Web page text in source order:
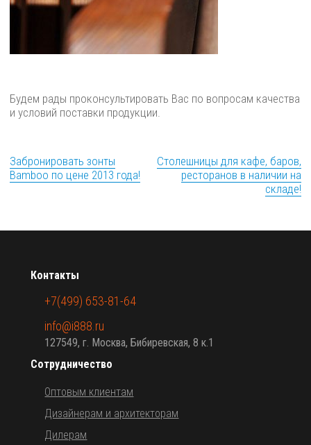
Будем рады проконсультировать Вас по вопросам качества
и условий поставки продукции.
Забронировать зонты
Bamboo по цене 2013 года!
Столешницы для кафе, баров,
ресторанов в наличии на
складе!
Сотрудничество
Оптовым клиентам
Дизайнерам и архитекторам
Дилерам
Контакты
+7(499) 653-81-64
info@i888.ru
127549, г. Москва, Бибиревская, 8 к.1